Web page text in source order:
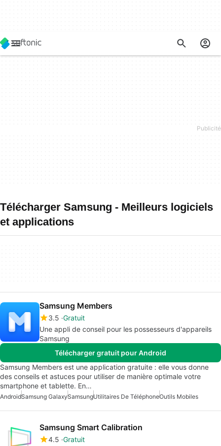
Télécharger Samsung - Meilleurs logiciels
et applications
Samsung Members
3.5 Gratuit
Une appli de conseil pour les possesseurs d'appareils
Samsung
Télécharger gratuit pour Android
Samsung Members est une application gratuite : elle vous donne
des conseils et astuces pour utiliser de manière optimale votre
smartphone et tablette. En…
AndroidSamsung GalaxySamsungUtilitaires De TéléphoneOutils Mobiles
Samsung Smart Calibration
4.5 Gratuit